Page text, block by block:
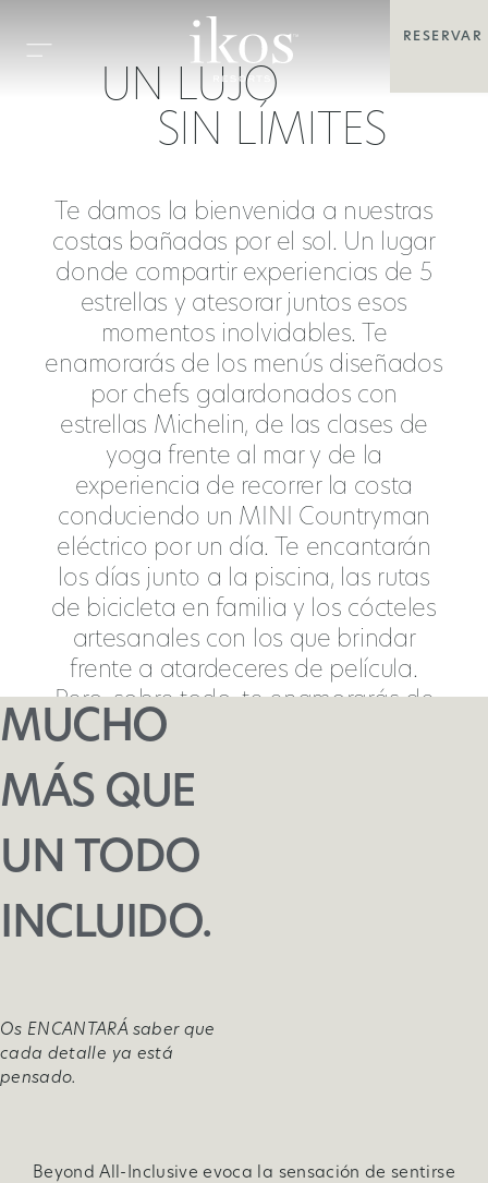
RESERVAR
UN LUJO
SIN LÍMITES
Te damos la bienvenida a nuestras
costas bañadas por el sol. Un lugar
donde compartir experiencias de 5
estrellas y atesorar juntos esos
momentos inolvidables. Te
enamorarás de los menús diseñados
por chefs galardonados con
estrellas Michelin, de las clases de
yoga frente al mar y de la
experiencia de recorrer la costa
conduciendo un MINI Countryman
eléctrico por un día. Te encantarán
los días junto a la piscina, las rutas
de bicicleta en familia y los cócteles
artesanales con los que brindar
frente a atardeceres de película.
Pero, sobre todo, te enamorarás de
que cada detalle esté incluido… y
MUCHO
MÁS QUE
UN TODO
INCLUIDO.
Os ENCANTARÁ saber que
cada detalle ya está
pensado.
Beyond All-Inclusive evoca la sensación de sentirse